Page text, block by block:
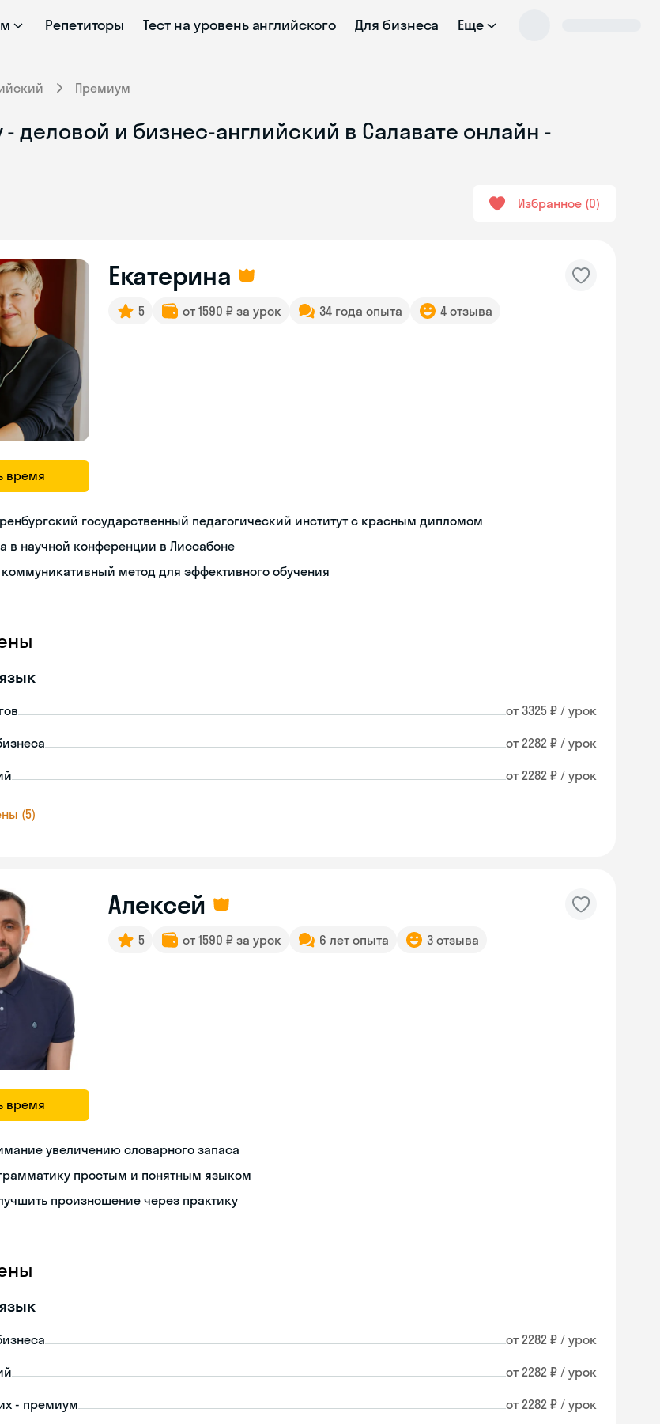
Репетиторы Тест на уровень английского Для бизнеса Еще
Премиум
деловой и бизнес-английский в Салавате онлайн -
Избранное 0
время
Екатерина
5 от 1590 ₽ за урок 34 года опыта 4 отзыва
государственный педагогический институт с красным дипломом
в научной конференции в Лиссабоне
коммуникативный метод для эффективного обучения
от 3325 ₽ / урок
от 2282 ₽ / урок
от 2282 ₽ / урок
(5)
время
Алексей
5 от 1590 ₽ за урок 6 лет опыта 3 отзыва
увеличению словарного запаса
простым и понятным языком
произношение через практику
от 2282 ₽ / урок
от 2282 ₽ / урок
- премиум от 2282 ₽ / урок